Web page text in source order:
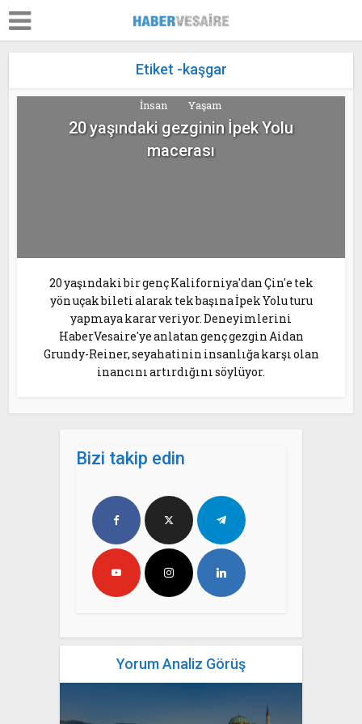
Etiket -kaşgar
İnsan Yaşam
20 yaşındaki gezginin İpek Yolu
macerası
20 yaşındaki bir genç Kaliforniya'dan Çin'e tek
yön uçak bileti alarak tek başına İpek Yolu turu
yapmaya karar veriyor. Deneyimlerini
HaberVesaire'ye anlatan genç gezgin Aidan
Grundy-Reiner, seyahatinin insanlığa karşı olan
inancını artırdığını söylüyor.
Bizi takip edin
Yorum Analiz Görüş